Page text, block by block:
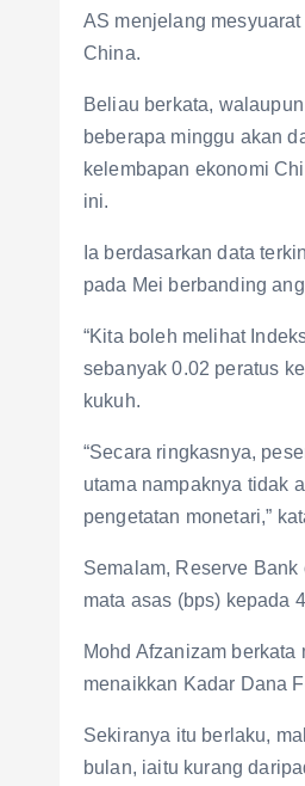
AS menjelang
China.
Beliau berkata,
beberapa minggu akan
kelembapan ekonomi
ini.
Ia berdasarkan data
pada Mei berbanding
“Kita boleh melihat
sebanyak 0.02 peratus
kukuh.
“Secara ringkasnya,
utama nampaknya tidak
pengetatan monetari,”
Semalam, Reserve
mata asas (bps) kepada
Mohd Afzanizam
menaikkan Kadar Dana
Sekiranya itu berlaku,
bulan, iaitu kurang